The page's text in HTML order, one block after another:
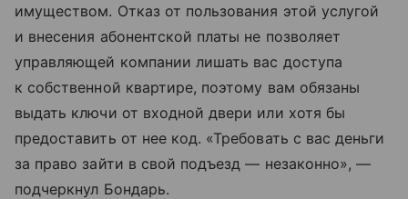
имуществом. Отказ от пользования этой услугой
и внесения абонентской платы не позволяет
управляющей компании лишать вас доступа
к собственной квартире, поэтому вам обязаны
выдать ключи от входной двери или хотя бы
предоставить от нее код. «Требовать с вас деньги
за право зайти в свой подъезд — незаконно», —
подчеркнул Бондарь.